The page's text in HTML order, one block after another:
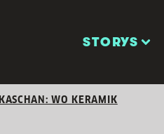
STORYS
KASCHAN: WO KERAMIK